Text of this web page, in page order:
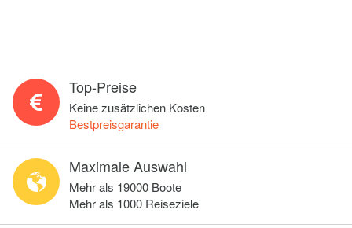
Top-Preise
Keine zusätzlichen Kosten
Bestpreisgarantie
Maximale Auswahl
Mehr als 19000 Boote
Mehr als 1000 Reiseziele